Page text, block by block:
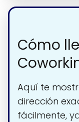
Cómo
Aquí te
dirección
fácilmente,